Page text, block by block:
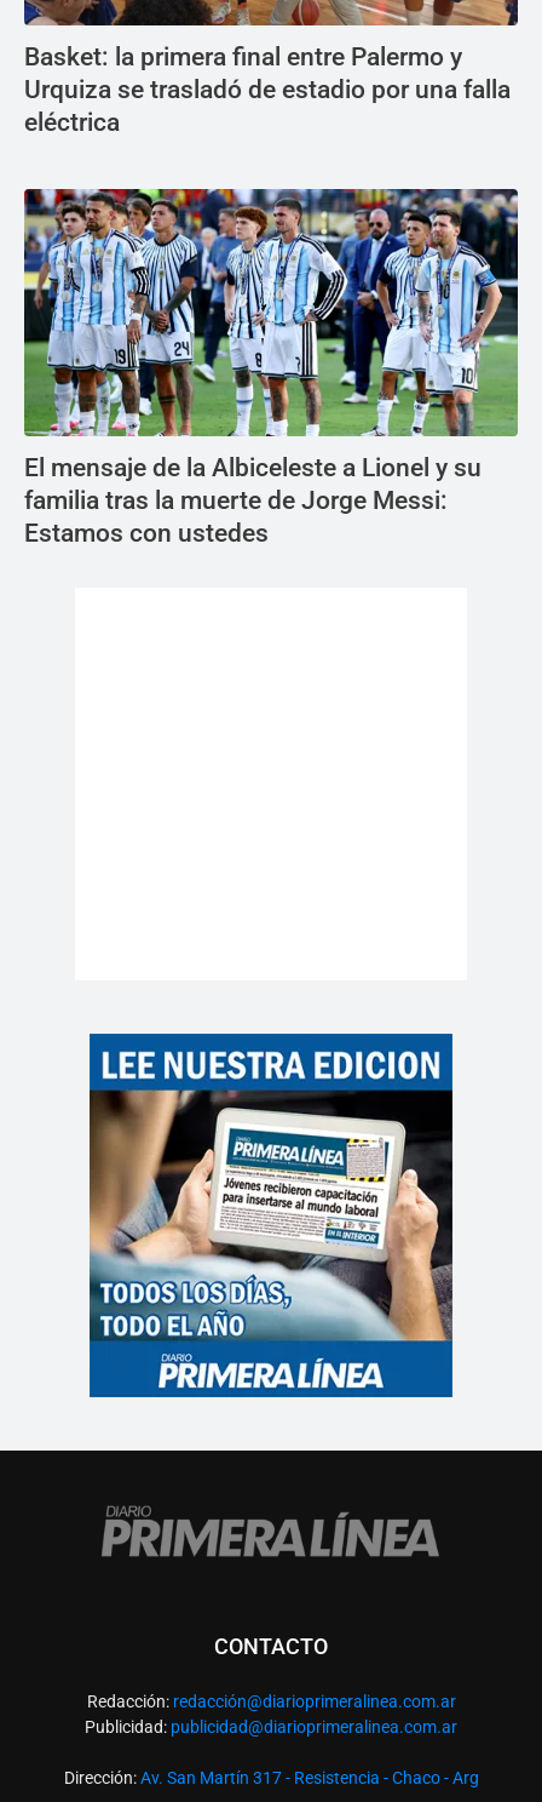
Basket: la primera final entre Palermo y
Urquiza se trasladó de estadio por una falla
eléctrica
El mensaje de la Albiceleste a Lionel y su
familia tras la muerte de Jorge Messi:
Estamos con ustedes
CONTACTO
Redacción: redacción@diarioprimeralinea.com.ar
Publicidad: publicidad@diarioprimeralinea.com.ar
Dirección:Av. San Martín 317 - Resistencia - Chaco - Arg